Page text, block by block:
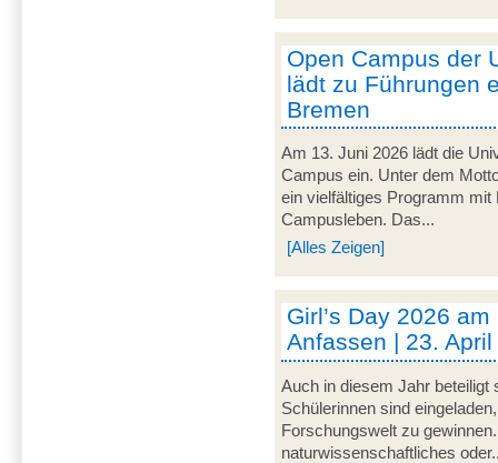
Open Campus der
lädt zu Führungen
Bremen
Am 13. Juni 2026 lädt die
Campus ein. Unter dem
ein vielfältiges Programm
Campusleben. Das...
[Alles Zeigen]
Girl’s Day 2026
Anfassen | 23.
Auch in diesem Jahr beteiligt
Schülerinnen sind
Forschungswelt zu
naturwissenschaftliches